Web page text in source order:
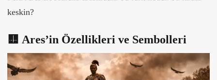
keskin?
🟨 Ares’in Özellikleri ve Sembolleri